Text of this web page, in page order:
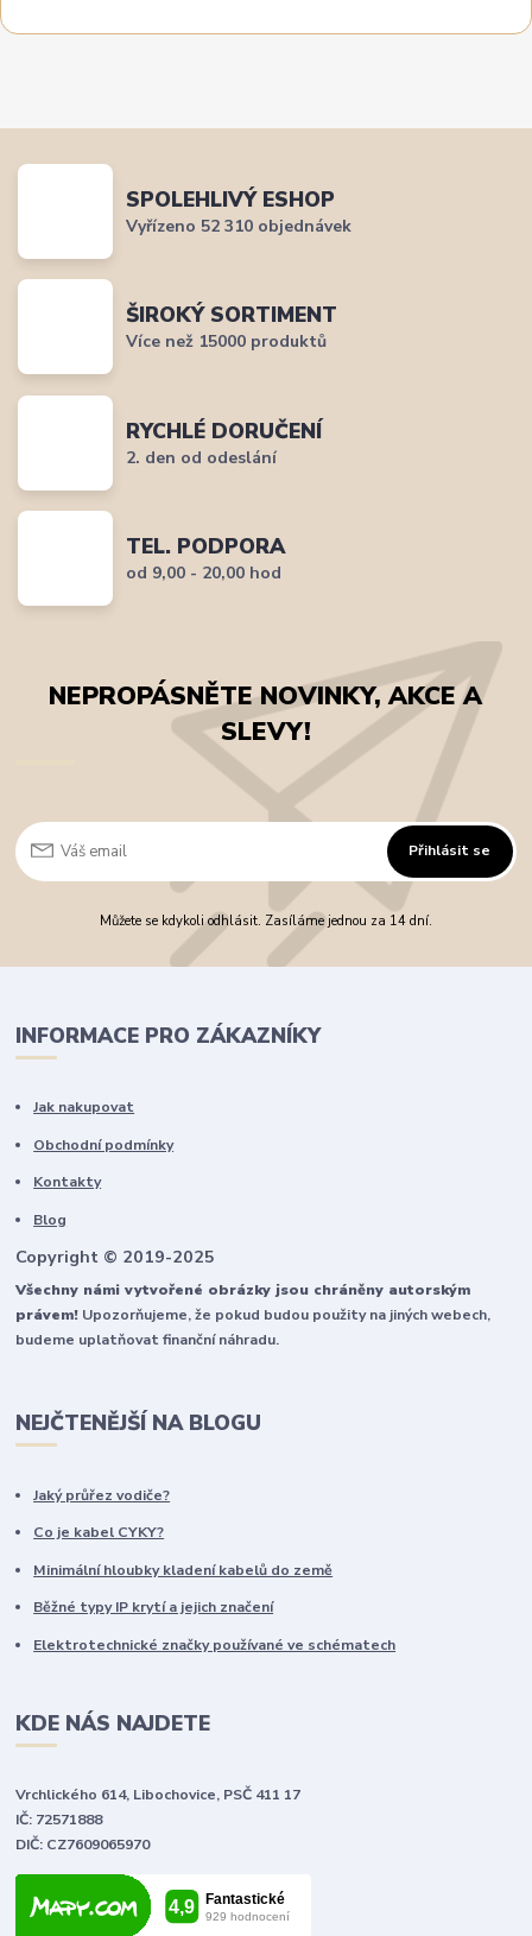
SPOLEHLIVÝ ESHOP
Vyřízeno 52 310 objednávek
ŠIROKÝ SORTIMENT
Více než 15000 produktů
RYCHLÉ DORUČENÍ
2. den od odeslání
TEL. PODPORA
od 9,00 - 20,00 hod
NEPROPÁSNĚTE NOVINKY, AKCE A
SLEVY!
Přihlásit se
Můžete se kdykoli odhlásit. Zasíláme jednou za 14 dní.
INFORMACE PRO ZÁKAZNÍKY
Jak nakupovat
Obchodní podmínky
Kontakty
Blog
Copyright © 2019-2025
Všechny námi vytvořené obrázky jsou chráněny autorským
právem! Upozorňujeme, že pokud budou použity na jiných webech,
budeme uplatňovat finanční náhradu.
NEJČTENĚJŠÍ NA BLOGU
Jaký průřez vodiče?
Co je kabel CYKY?
Minimální hloubky kladení kabelů do země
Běžné typy IP krytí a jejich značení
Elektrotechnické značky používané ve schématech
KDE NÁS NAJDETE
Vrchlického 614, Libochovice, PSČ 411 17
IČ: 72571888
DIČ: CZ7609065970